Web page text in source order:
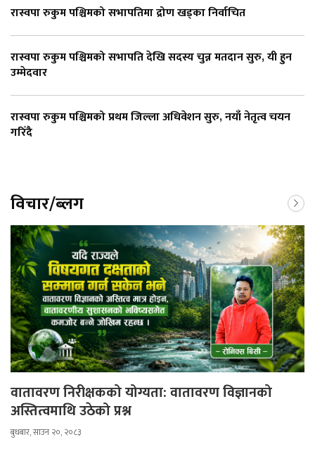
रास्वपा रुकुम पश्चिमको सभापतिमा द्रोण खड्का निर्वाचित
रास्वपा रुकुम पश्चिमको सभापति देखि सदस्य चुन्न मतदान सुरु, यी हुन
उम्मेदवार
रास्वपा रुकुम पश्चिमको प्रथम जिल्ला अधिवेशन सुरु, नयाँ नेतृत्व चयन
गरिँदै
विचार/ब्लग
वातावरण निरीक्षकको योग्यता: वातावरण विज्ञानको
अस्तित्वमाथि उठेको प्रश्न
बुधबार, साउन २०, २०८३